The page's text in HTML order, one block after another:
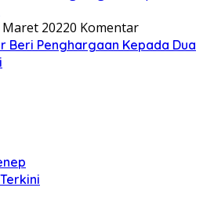
Maret 20220 Komentar
Beri Penghargaan Kepada Dua